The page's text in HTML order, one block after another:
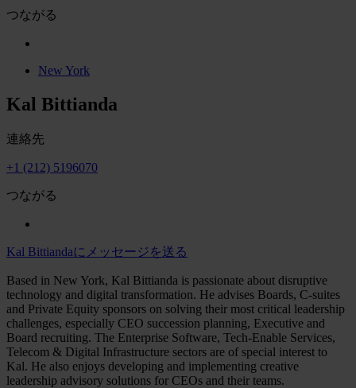
つながる
New York
Kal Bittianda
連絡先
+1 (212) 5196070
つながる
Kal Bittiandaにメッセージを送る
Based in New York, Kal Bittianda is passionate about disruptive
technology and digital transformation. He advises Boards, C-suites
and Private Equity sponsors on solving their most critical leadership
challenges, especially CEO succession planning, Executive and
Board recruiting. The Enterprise Software, Tech-Enable Services,
Telecom & Digital Infrastructure sectors are of special interest to
Kal. He also enjoys developing and implementing creative
leadership advisory solutions for CEOs and their teams.